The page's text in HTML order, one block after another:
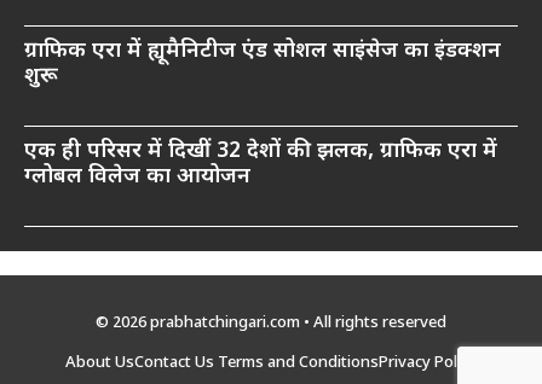
ग्राफिक एरा में ह्यूमैनिटीज एंड सोशल साइंसेज का इंडक्शन
शुरू
एक ही परिसर में दिखीं 32 देशों की झलक, ग्राफिक एरा में
ग्लोबल विलेज का आयोजन
© 2026 prabhatchingari.com • All rights reserved
About UsContact Us Terms and ConditionsPrivacy Policy